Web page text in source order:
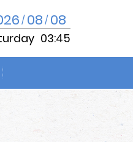
/08/08
03:45